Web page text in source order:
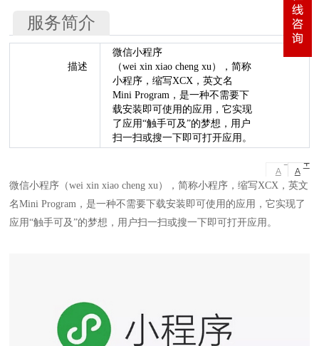
服务简介
描述
微信小程序
（wei xin xiao cheng xu），简称
小程序，缩写XCX，英文名
Mini Program，是一种不需要下
载安装即可使用的应用，它实现
了应用“触手可及”的梦想，用户
扫一扫或搜一下即可打开应用。
A A
+
微信小程序（wei xin xiao cheng xu），简称小程序，缩写XCX，英文
名Mini Program，是一种不需要下载安装即可使用的应用，它实现了
应用“触手可及”的梦想，用户扫一扫或搜一下即可打开应用。